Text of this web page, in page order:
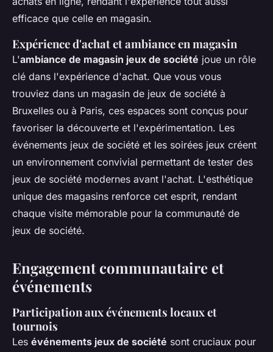
efficace que celle en magasin.
Expérience d'achat et ambiance en magasin
L'ambiance de magasin jeux de société joue un rôle
clé dans l'expérience d'achat. Que vous vous
trouviez dans un magasin de jeux de société à
Bruxelles ou à Paris, ces espaces sont conçus pour
favoriser la découverte et l'expérimentation. Les
événements jeux de société et les soirées jeux créent
un environnement convivial permettant de tester des
jeux de société modernes avant l'achat. L'esthétique
unique des magasins renforce cet esprit, rendant
chaque visite mémorable pour la communauté de
jeux de société.
Engagement communautaire et
événements
Participation aux événements locaux et
tournois
Les événements jeux de société sont cruciaux pour